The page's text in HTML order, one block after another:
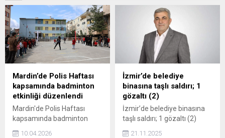
Mardin’de Polis Haftası
kapsamında badminton
etkinliği düzenlendi
Mardin'de Polis Haftası
kapsamında badminton
10.04.2026
İzmir’de belediye
binasına taşlı saldırı; 1
gözaltı (2)
İzmir’de belediye binasına
taşlı saldırı; 1 gözaltı (2)
21.11.2025